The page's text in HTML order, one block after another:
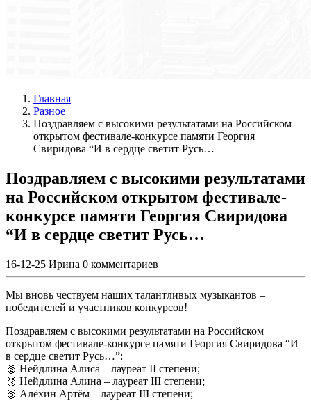
Главная
Разное
Поздравляем с высокими результатами на Российском
открытом фестивале-конкурсе памяти Георгия
Свиридова “И в сердце светит Русь…
Поздравляем с высокими результатами
на Российском открытом фестивале-
конкурсе памяти Георгия Свиридова
“И в сердце светит Русь…
16-12-25 Ирина 0 комментариев
Мы вновь чествуем наших талантливых музыкантов –
победителей и участников конкурсов!
Поздравляем с высокими результатами на Российском
открытом фестивале-конкурсе памяти Георгия Свиридова “И
в сердце светит Русь…”:
🥈 Нейдлина Алиса – лауреат II степени;
🥉 Нейдлина Алина – лауреат III степени;
🥉 Алёхин Артём – лауреат III степени;